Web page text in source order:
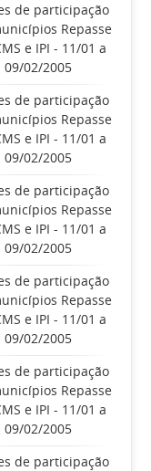
de participação
Repasse
e IPI - 11/01 a
09/02/2005
de participação
Repasse
e IPI - 11/01 a
09/02/2005
de participação
Repasse
e IPI - 11/01 a
09/02/2005
de participação
Repasse
e IPI - 11/01 a
09/02/2005
de participação
Repasse
e IPI - 11/01 a
09/02/2005
de participação